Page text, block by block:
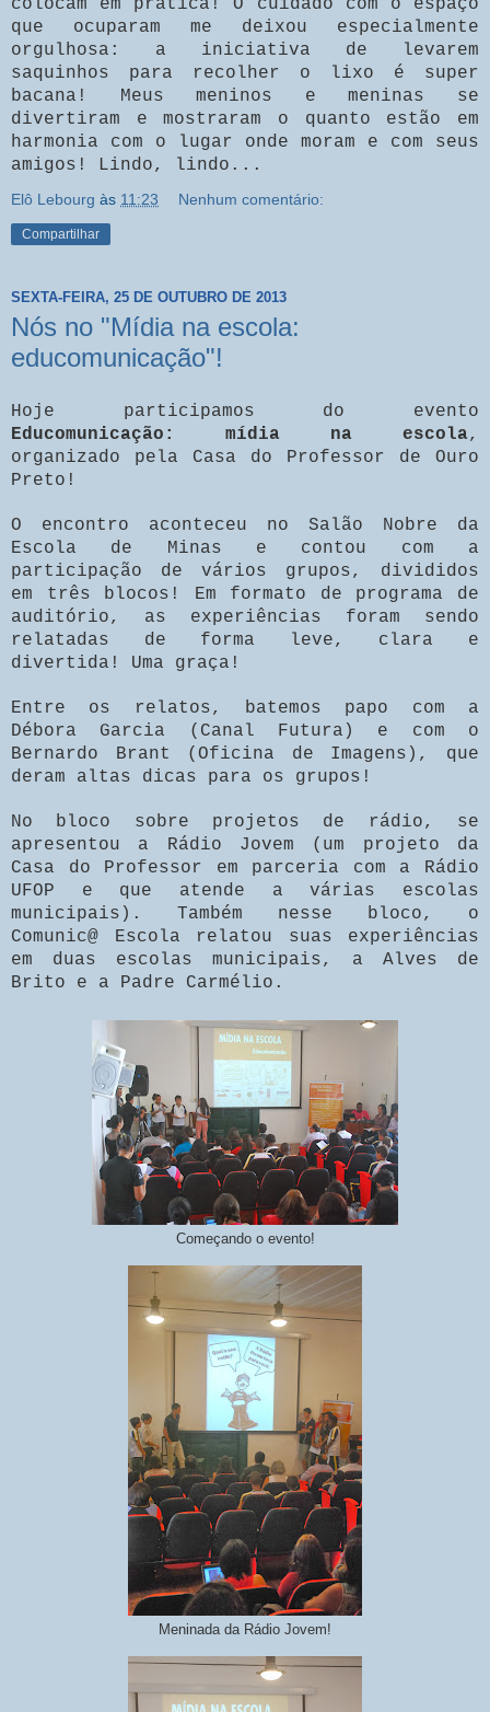
colocam em prática! O cuidado com o espaço
que ocuparam me deixou especialmente
orgulhosa: a iniciativa de levarem
saquinhos para recolher o lixo é super
bacana! Meus meninos e meninas se
divertiram e mostraram o quanto estão em
harmonia com o lugar onde moram e com seus
amigos! Lindo, lindo...
Elô Lebourg às 11:23 Nenhum comentário:
Compartilhar
SEXTA-FEIRA, 25 DE OUTUBRO DE 2013
Nós no "Mídia na escola:
educomunicação"!
Hoje participamos do evento
Educomunicação: mídia na escola,
organizado pela Casa do Professor de Ouro
Preto!
O encontro aconteceu no Salão Nobre da
Escola de Minas e contou com a
participação de vários grupos, divididos
em três blocos! Em formato de programa de
auditório, as experiências foram sendo
relatadas de forma leve, clara e
divertida! Uma graça!
Entre os relatos, batemos papo com a
Débora Garcia (Canal Futura) e com o
Bernardo Brant (Oficina de Imagens), que
deram altas dicas para os grupos!
No bloco sobre projetos de rádio, se
apresentou a Rádio Jovem (um projeto da
Casa do Professor em parceria com a Rádio
UFOP e que atende a várias escolas
municipais). Também nesse bloco, o
Comunic@ Escola relatou suas experiências
em duas escolas municipais, a Alves de
Brito e a Padre Carmélio.
Começando o evento!
Meninada da Rádio Jovem!